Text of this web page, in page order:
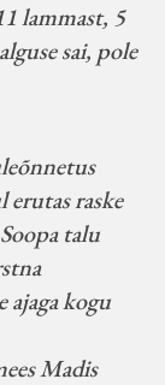
lammast, 5
sai, pole
erutas raske
talu
ajaga kogu
Madis